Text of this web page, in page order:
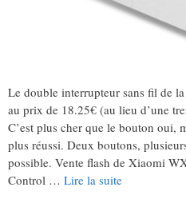
Le double interrupteur sans fil de
au prix de 18.25€ (au lieu d’une
C’est plus cher que le bouton oui,
plus réussi. Deux boutons,
possible. Vente flash de Xiaomi
Control … Lire la suite